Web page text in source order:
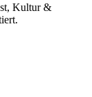
Kultur &